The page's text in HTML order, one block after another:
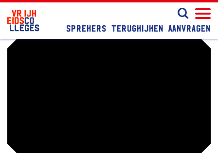
Sprekers Terugkijken Aanvragen